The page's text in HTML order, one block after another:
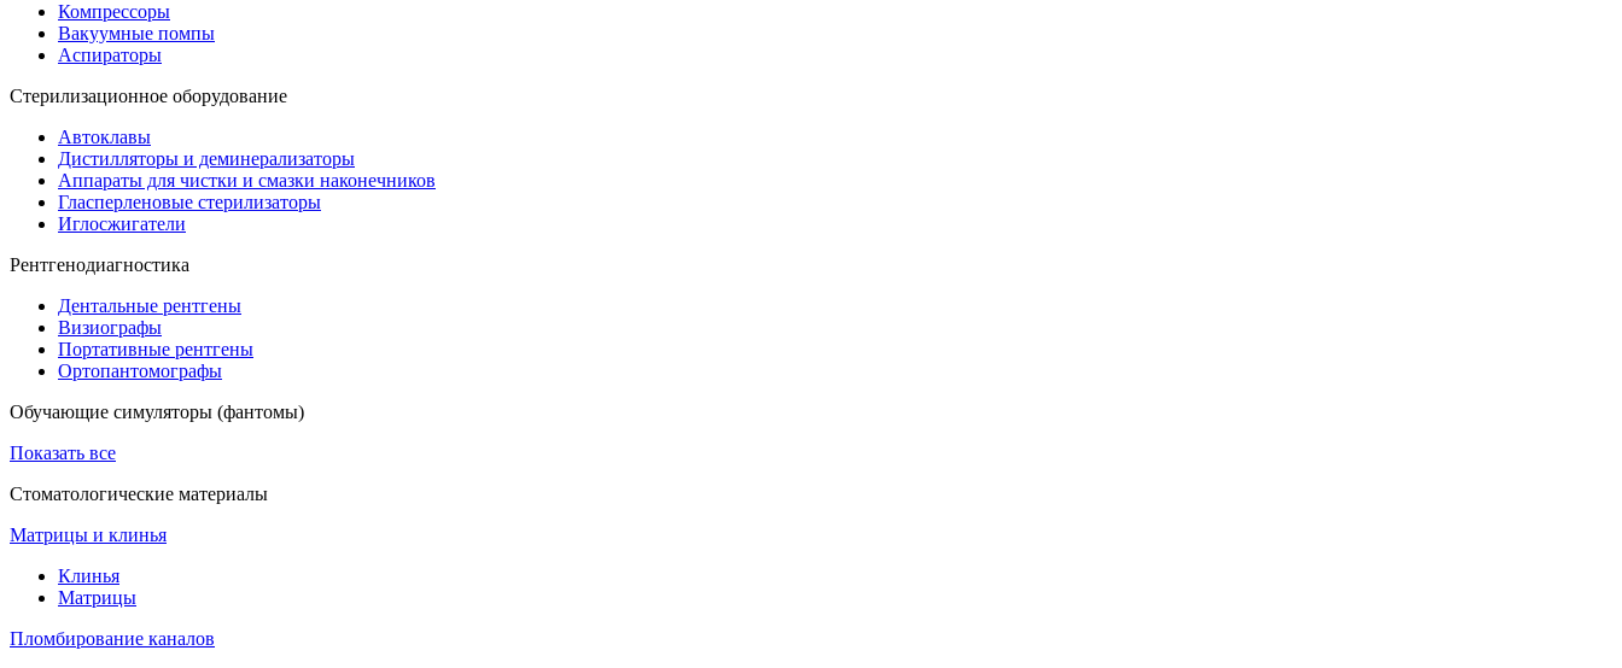
Компрессоры
Вакуумные помпы
Аспираторы
Стерилизационное оборудование
Автоклавы
Дистилляторы и деминерализаторы
Аппараты для чистки и смазки наконечников
Гласперленовые стерилизаторы
Иглосжигатели
Рентгенодиагностика
Дентальные рентгены
Визиографы
Портативные рентгены
Ортопантомографы
Обучающие симуляторы (фантомы)
Показать все
Стоматологические материалы
Матрицы и клинья
Клинья
Матрицы
Пломбирование каналов